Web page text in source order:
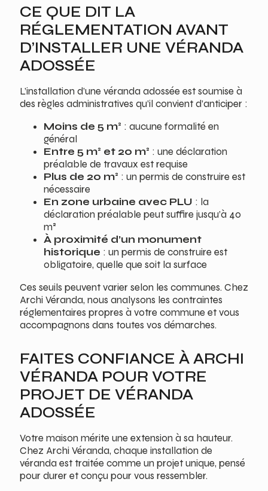
CE QUE DIT LA
RÉGLEMENTATION AVANT
D’INSTALLER UNE VÉRANDA
ADOSSÉE
L’installation d’une véranda adossée est soumise à
des règles administratives qu’il convient d’anticiper :
Moins de 5 m² : aucune formalité en
général
Entre 5 m² et 20 m² : une déclaration
préalable de travaux est requise
Plus de 20 m² : un permis de construire est
nécessaire
En zone urbaine avec PLU : la
déclaration préalable peut suffire jusqu’à 40
m²
À proximité d’un monument
historique : un permis de construire est
obligatoire, quelle que soit la surface
Ces seuils peuvent varier selon les communes. Chez
Archi Véranda, nous analysons les contraintes
réglementaires propres à votre commune et vous
accompagnons dans toutes vos démarches.
FAITES CONFIANCE À ARCHI
VÉRANDA POUR VOTRE
PROJET DE VÉRANDA
ADOSSÉE
Votre maison mérite une extension à sa hauteur.
Chez Archi Véranda, chaque installation de
véranda est traitée comme un projet unique, pensé
pour durer et conçu pour vous ressembler.